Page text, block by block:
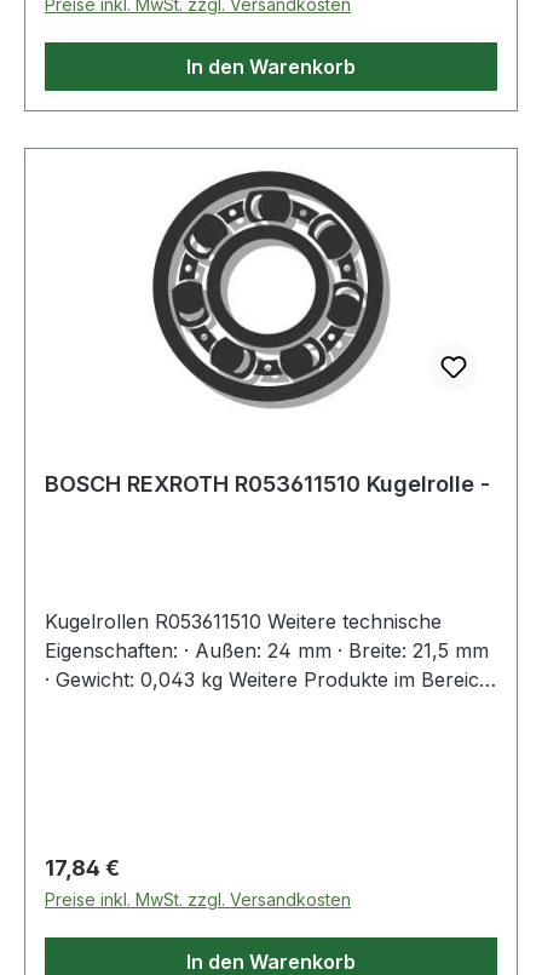
In den Warenkorb
BOSCH REXROTH R053611510 Kugelrolle -
Kugelrollen R053611510 Weitere technische
Eigenschaften: · Außen: 24 mm · Breite: 21,5 mm
· Gewicht: 0,043 kg Weitere Produkte im Bereich
Regulärer Preis:
17,84 €
Preise inkl. MwSt. zzgl. Versandkosten
In den Warenkorb